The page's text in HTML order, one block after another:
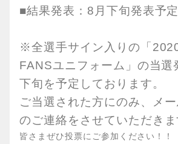
■結果発表：8月下旬発表予定
※全選手サイン入りの「
FANSユニフォーム」の当選
下旬を予定しております。
ご当選された方にのみ、メ
のご連絡をさせていただきま
皆さまぜひ投票にご参加ください！！